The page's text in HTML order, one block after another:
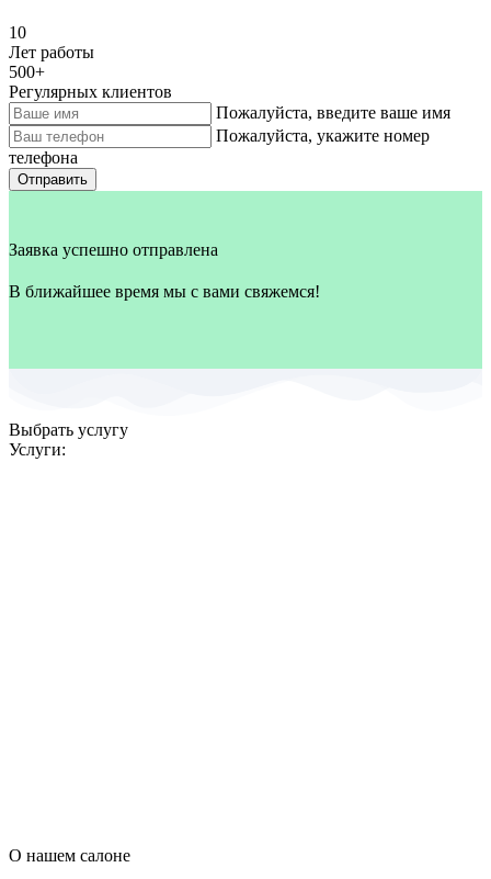
10
Лет работы
500+
Регулярных клиентов
Пожалуйста, введите ваше имя
Пожалуйста, укажите номер
телефона
Отправить
Заявка успешно отправлена
В ближайшее время мы с вами свяжемся!
Выбрать услугу
Услуги:
О нашем салоне